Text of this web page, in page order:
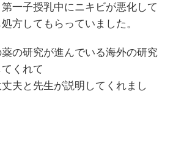
第一子授乳中にニキビが悪化して
方してもらっていました。
の研究が進んでいる海外の研究
くれて
夫と先生が説明してくれまし